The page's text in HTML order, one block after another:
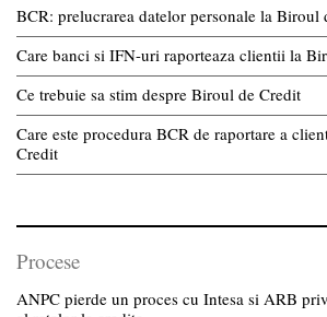
BCR: prelucrarea datelor personale la Biroul
Care banci si IFN-uri raporteaza clientii la
Ce trebuie sa stim despre Biroul de Credit
Care este procedura BCR de raportare a
Credit
Procese
ANPC pierde un proces cu Intesa si ARB